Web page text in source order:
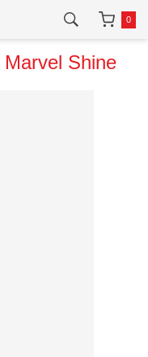
0
Marvel Shine